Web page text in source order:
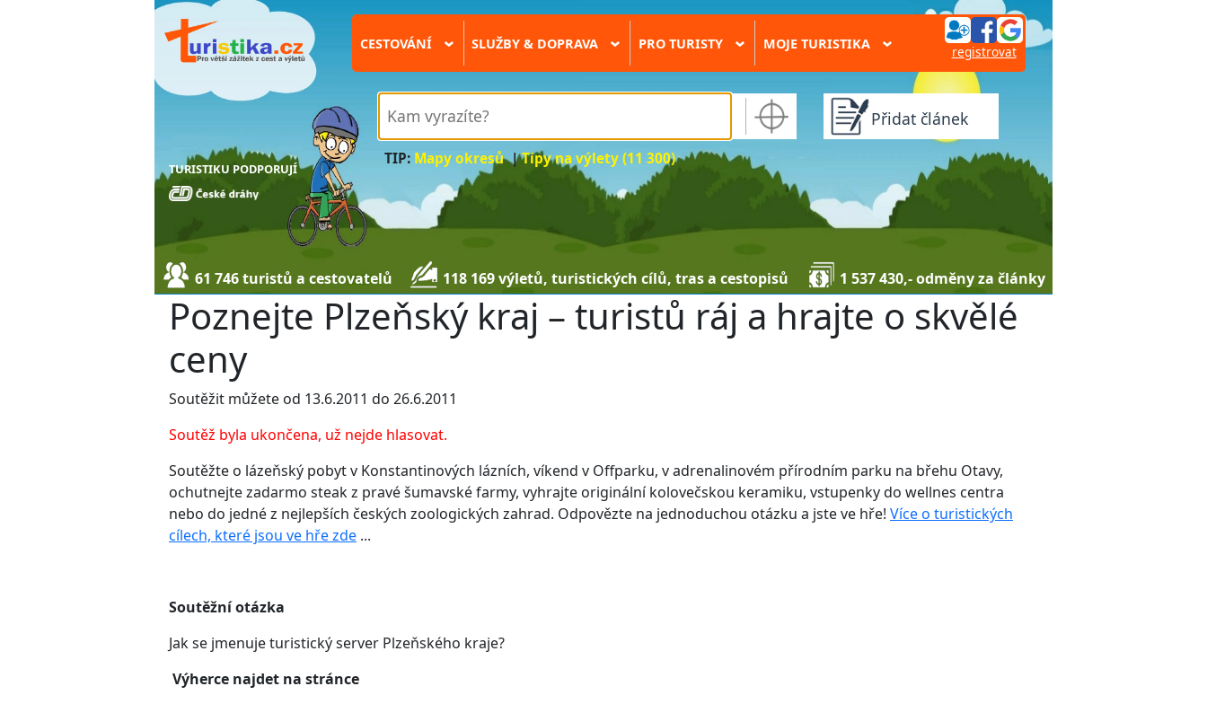
TURISTIKU PODPORUJÍ
CESTOVÁNÍ › SLUŽBY & DOPRAVA › PRO TURISTY › MOJE TURISTIKA › registrovat
TIP: Mapy okresů|Tipy na výlety (11 300)
Přidat článek
61 746 turistů a cestovatelů 118 169 výletů, turistických cílů, tras a cestopisů 1 537 430,- odměny za články
Poznejte Plzeňský kraj – turistů ráj a hrajte o skvělé
ceny
Soutěžit můžete od 13.6.2011 do 26.6.2011
Soutěž byla ukončena, už nejde hlasovat.
Soutěžte o lázeňský pobyt v Konstantinových lázních, víkend v Offparku, v adrenalinovém přírodním parku na břehu Otavy,
ochutnejte zadarmo steak z pravé šumavské farmy, vyhrajte originální kolovečskou keramiku, vstupenky do wellnes centra
nebo do jedné z nejlepších českých zoologických zahrad. Odpovězte na jednoduchou otázku a jste ve hře! Více o turistických
cílech, které jsou ve hře zde ...
Soutěžní otázka
Jak se jmenuje turistický server Plzeňského kraje?
Výherce najdet na stránce